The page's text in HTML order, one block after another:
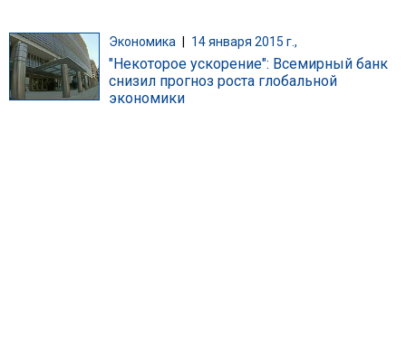
Экономика 14 января 2015 г.,
"Некоторое ускорение": Всемирный банк
снизил прогноз роста глобальной
экономики